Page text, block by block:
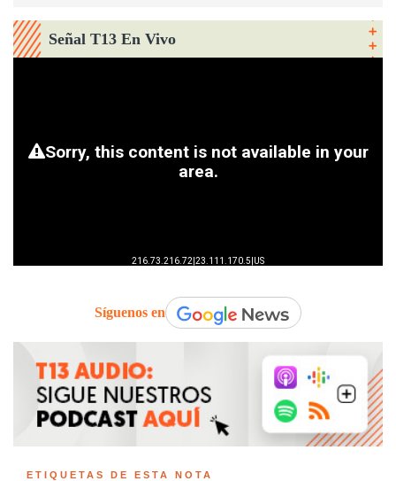
Señal T13 En Vivo
Síguenos en
ETIQUETAS DE ESTA NOTA